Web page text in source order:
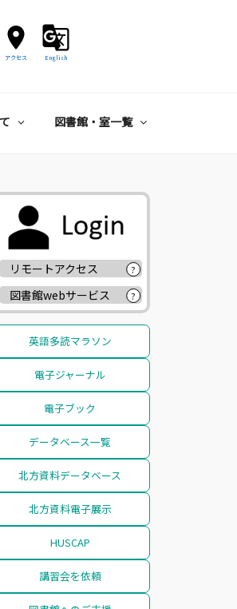
アクセス English
図書館・室一覧
リモートアクセス ?
図書館webサービス ?
英語多読マラソン
電子ジャーナル
電子ブック
データベース一覧
北方資料データベース
北方資料電子展示
HUSCAP
講習会を依頼